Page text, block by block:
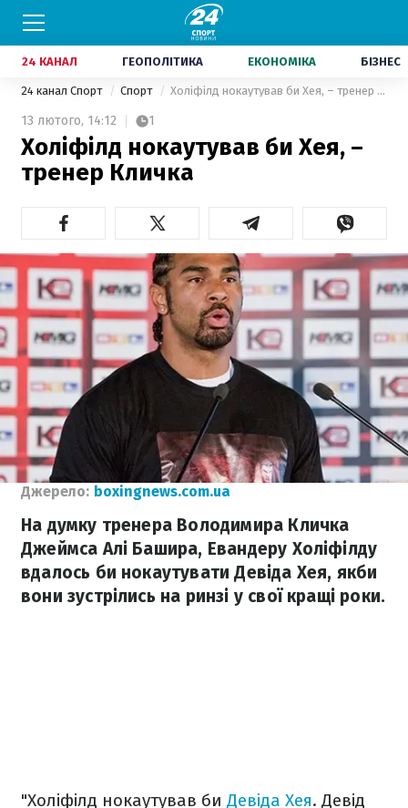
24 КАНАЛ ГЕОПОЛІТИКА ЕКОНОМІКА БІЗНЕС
24 канал Спорт Спорт Холіфілд нокаутував би Хея, – тренер Кличка
13 лютого, 14:12 1
Холіфілд нокаутував би Хея, –
тренер Кличка
Джерело: boxingnews.com.ua
На думку тренера Володимира Кличка
Джеймса Алі Башира, Евандеру Холіфілду
вдалось би нокаутувати Девіда Хея, якби
вони зустрілись на ринзі у свої кращі роки.
"Холіфілд нокаутував би Девіда Хея. Девід